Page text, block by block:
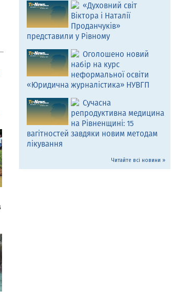
«Духовний світ
Віктора і Наталії
Проданчуків»
представили у Рівному
Оголошено новий
набір на курс
неформальної освіти
«Юридична журналістика» НУВГП
Сучасна
репродуктивна медицина
на Рівненщині: 15
вагітностей завдяки новим методам
лікування
Читайте всі новини »